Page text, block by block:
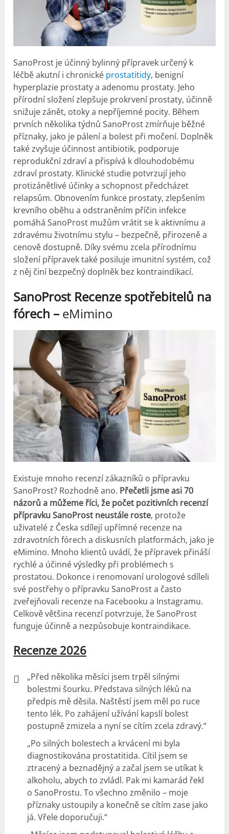
SanoProst je účinný bylinný přípravek určený k
léčbě akutní i chronické prostatitidy, benigní
hyperplazie prostaty a adenomu prostaty. Jeho
přírodní složení zlepšuje prokrvení prostaty, účinně
snižuje zánět, otoky a nepříjemné pocity. Během
prvních několika týdnů SanoProst zmírňuje běžné
příznaky, jako je pálení a bolest při močení. Doplněk
také zvyšuje účinnost antibiotik, podporuje
reprodukční zdraví a přispívá k dlouhodobému
zdraví prostaty. Klinické studie potvrzují jeho
protizánětlivé účinky a schopnost předcházet
relapsům. Obnovením funkce prostaty, zlepšením
krevního oběhu a odstraněním příčin infekce
pomáhá SanoProst mužům vrátit se k aktivnímu a
zdravému životnímu stylu – bezpečně, přirozeně a
cenově dostupně. Díky svému zcela přírodnímu
složení přípravek také posiluje imunitní systém, což
z něj činí bezpečný doplněk bez kontraindikací.
SanoProst Recenze spotřebitelů na
fórech – eMimino
Existuje mnoho recenzí zákazníků o přípravku
SanoProst? Rozhodně ano. Přečetli jsme asi 70
názorů a můžeme říci, že počet pozitivních recenzí
přípravku SanoProst neustále roste, protože
uživatelé z Česka sdílejí upřímné recenze na
zdravotních fórech a diskusních platformách, jako je
eMimino. Mnoho klientů uvádí, že přípravek přináší
rychlé a účinné výsledky při problémech s
prostatou. Dokonce i renomovaní urologové sdíleli
své postřehy o přípravku SanoProst a často
zveřejňovali recenze na Facebooku a Instagramu.
Celkově většina recenzí potvrzuje, že SanoProst
funguje účinně a nezpůsobuje kontraindikace.
Recenze 2026
„Před několika měsíci jsem trpěl silnými
bolestmi šourku. Představa silných léků na
předpis mě děsila. Naštěstí jsem měl po ruce
tento lék. Po zahájení užívání kapslí bolest
postupně zmizela a nyní se cítím zcela zdravý.“
„Po silných bolestech a krvácení mi byla
diagnostikována prostatitida. Cítil jsem se
ztracený a beznadějný a začal jsem se utíkat k
alkoholu, abych to zvládl. Pak mi kamarád řekl
o SanoProstu. To všechno změnilo – moje
příznaky ustoupily a konečně se cítím zase jako
já. Vřele doporučuji.“